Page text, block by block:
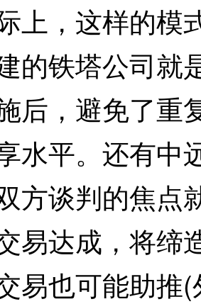
，这样的模
的铁塔公司就
后，避免了重
水平。还有中
方谈判的焦点
易达成，将缔
易也可能助推